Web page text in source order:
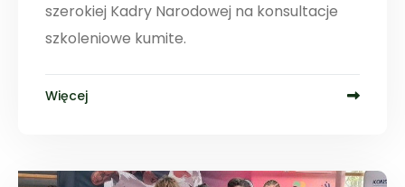
szerokiej Kadry Narodowej na konsultacje
szkoleniowe kumite.
Więcej